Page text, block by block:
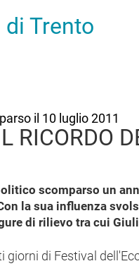
Trento
il 10 luglio 2011
RICORDO
scomparso un
la sua influenza
di rilievo tra cui
giorni di Festival